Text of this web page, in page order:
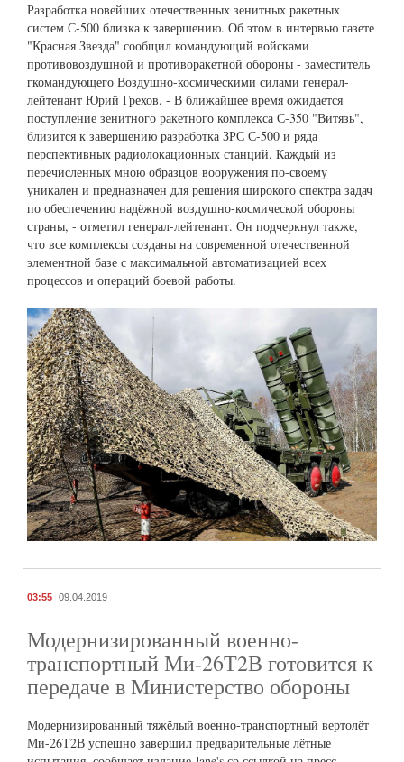
Разработка новейших отечественных зенитных ракетных
систем С-500 близка к завершению. Об этом в интервью газете
"Красная Звезда" сообщил командующий войсками
противовоздушной и противоракетной обороны - заместитель
гкомандующего Воздушно-космическими силами генерал-
лейтенант Юрий Грехов. - В ближайшее время ожидается
поступление зенитного ракетного комплекса С-350 "Витязь",
близится к завершению разработка ЗРС С-500 и ряда
перспективных радиолокационных станций. Каждый из
перечисленных мною образцов вооружения по-своему
уникален и предназначен для решения широкого спектра задач
по обеспечению надёжной воздушно-космической обороны
страны, - отметил генерал-лейтенант. Он подчеркнул также,
что все комплексы созданы на современной отечественной
элементной базе с максимальной автоматизацией всех
процессов и операций боевой работы.
03:55 09.04.2019
Модернизированный военно-
транспортный Ми-26Т2В готовится к
передаче в Министерство обороны
Модернизированный тяжёлый военно-транспортный вертолёт
Ми-26Т2В успешно завершил предварительные лётные